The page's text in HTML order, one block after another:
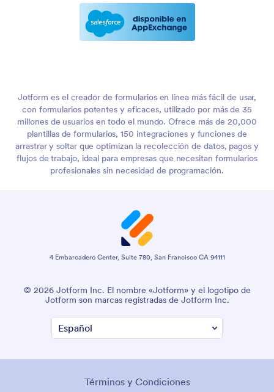
Jotform es el creador de formularios en línea más fácil de usar,
con formularios potentes y eficaces, utilizado por más de 35
millones de usuarios en todo el mundo. Ofrece más de 20,000
plantillas de formularios, 150 integraciones y funciones de
arrastrar y soltar que optimizan la recolección de datos, pagos y
flujos de trabajo, ideal para empresas que necesitan formularios
profesionales sin necesidad de programación.
4 Embarcadero Center, Suite 780, San Francisco CA 94111
© 2026 Jotform Inc. El nombre «Jotform» y el logotipo de
Jotform son marcas registradas de Jotform Inc.
Términos y Condiciones